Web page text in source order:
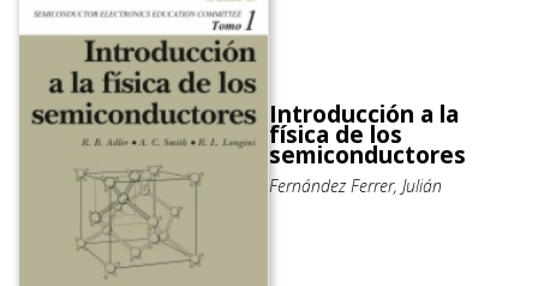
Introducción a la
física de los
semiconductores
Fernández Ferrer, Julián